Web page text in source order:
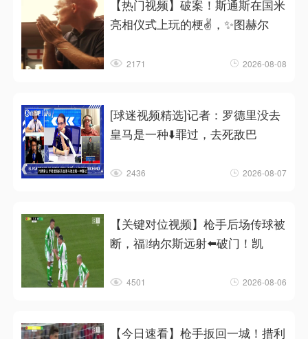
【热门视频】破案！斯通斯在国米
亮相仪式上玩的梗✌️，✨图赫尔
2171 2026-08-08
[球迷视频精选]记者：罗德里没去
皇马是一种⬇️罪过，去死敌巴
2436 2026-08-07
【关键对位视频】枪手后场传球被
断，福❕纳尔斯远射⬅️破门！凯
4501 2026-08-06
【今日速看】枪手扳回一城！措利